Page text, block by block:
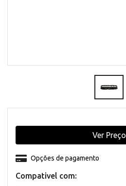
Compativel com:
Opções de pagamento
Ver Preço